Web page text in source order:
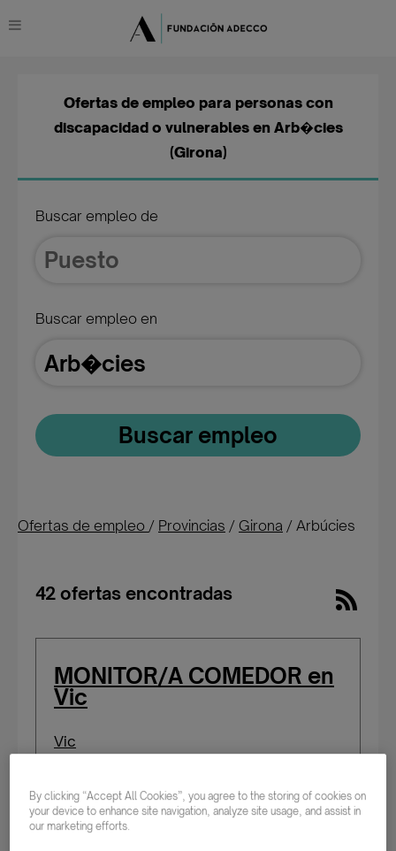
Buscar empleo de
Buscar empleo en
Buscar empleo
Ofertas de empleo para personas con
discapacidad o vulnerables en Arb�cies
(Girona)
Ofertas de empleo / Provincias / Girona / Arbúcies
42 ofertas encontradas
MONITOR/A COMEDOR en
Vic
Vic
Parcial rotativo
By clicking “Accept All Cookies”, you agree to the storing of cookies on
your device to enhance site navigation, analyze site usage, and assist in
our marketing efforts.